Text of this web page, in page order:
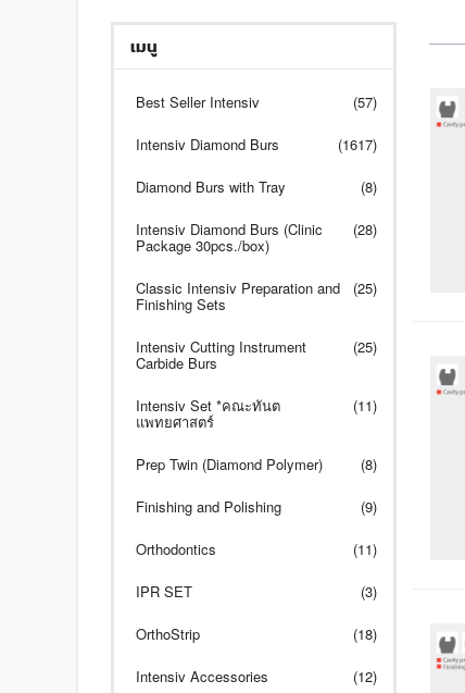
เมนู
Best Seller Intensiv (57)
Intensiv Diamond Burs (1617)
Diamond Burs with Tray (8)
Intensiv Diamond Burs (Clinic
Package 30pcs./box)
(28)
Classic Intensiv Preparation and
Finishing Sets
(25)
Intensiv Cutting Instrument
Carbide Burs
(25)
Intensiv Set *คณะทันต
แพทยศาสตร์
(11)
Prep Twin (Diamond Polymer) (8)
Finishing and Polishing (9)
Orthodontics (11)
IPR SET (3)
OrthoStrip (18)
Intensiv Accessories (12)